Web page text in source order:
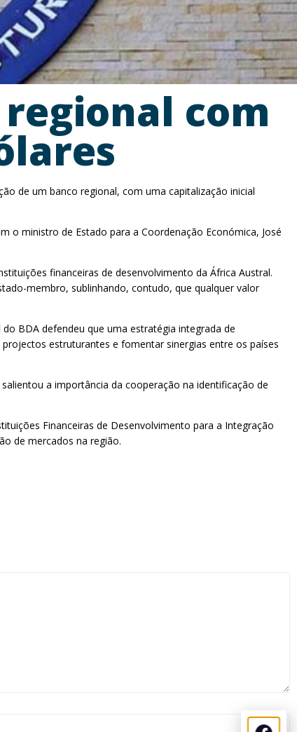
com
de um banco regional, com uma capitalização inicial
o ministro de Estado para a Coordenação Económica, José
financeiras de desenvolvimento da África Austral.
membro, sublinhando, contudo, que qualquer valor
BDA defendeu que uma estratégia integrada de
estruturantes e fomentar sinergias entre os países
a importância da cooperação na identificação de
Financeiras de Desenvolvimento para a Integração
de mercados na região.